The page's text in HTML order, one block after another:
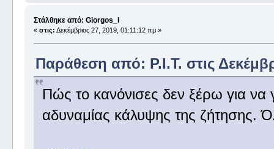
Στάλθηκε από: Giorgos_I
« στις: Δεκέμβριος 27, 2019, 01:11:12 πμ »
Παράθεση από: P.I.T. στις
Πώς το κανόνισες δεν ξέρω για να
αδυναμίας κάλυψης της ζήτησης.